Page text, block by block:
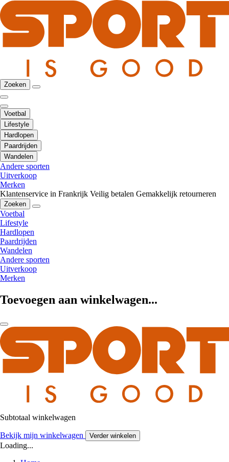
Zoeken
Voetbal
Lifestyle
Hardlopen
Paardrijden
Wandelen
Andere sporten
Uitverkoop
Merken
Klantenservice in Frankrijk Veilig betalen Gemakkelijk retourneren
Zoeken
Voetbal
Lifestyle
Hardlopen
Paardrijden
Wandelen
Andere sporten
Uitverkoop
Merken
Toevoegen aan winkelwagen...
Subtotaal winkelwagen
Bekijk mijn winkelwagen Verder winkelen
Loading...